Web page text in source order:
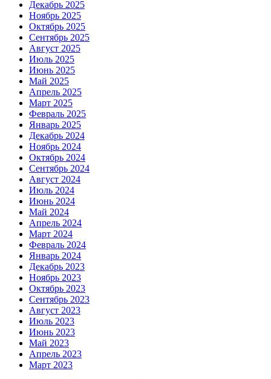
Декабрь 2025
Ноябрь 2025
Октябрь 2025
Сентябрь 2025
Август 2025
Июль 2025
Июнь 2025
Май 2025
Апрель 2025
Март 2025
Февраль 2025
Январь 2025
Декабрь 2024
Ноябрь 2024
Октябрь 2024
Сентябрь 2024
Август 2024
Июль 2024
Июнь 2024
Май 2024
Апрель 2024
Март 2024
Февраль 2024
Январь 2024
Декабрь 2023
Ноябрь 2023
Октябрь 2023
Сентябрь 2023
Август 2023
Июль 2023
Июнь 2023
Май 2023
Апрель 2023
Март 2023